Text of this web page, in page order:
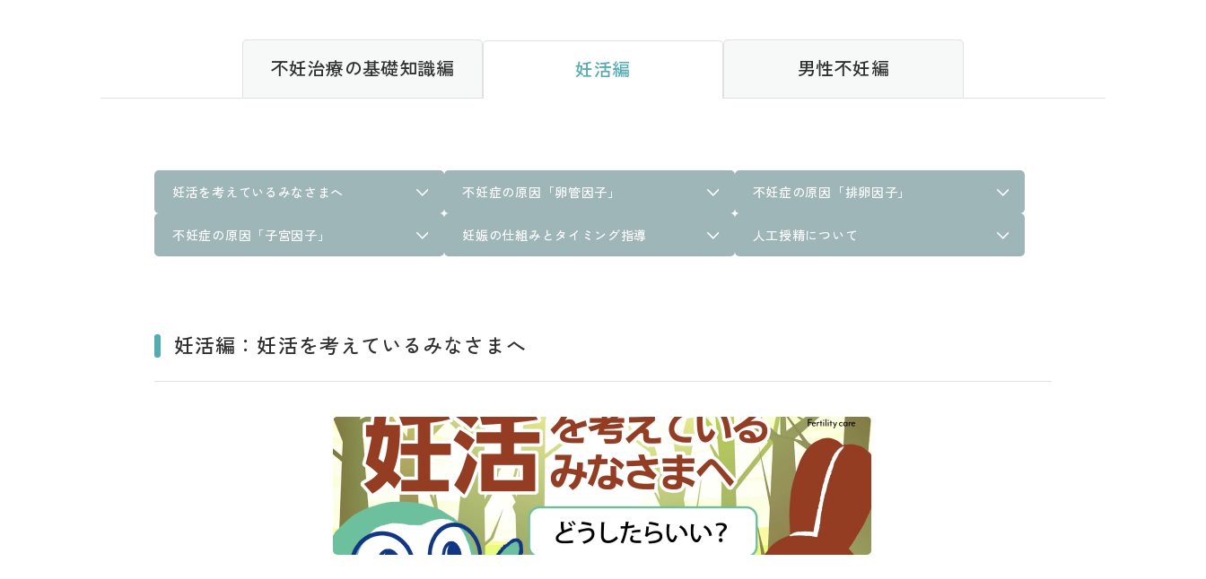
不妊治療の基礎知識編 妊活編 男性不妊編
妊活を考えているみなさまへ 不妊症の原因「卵管因子」 不妊症の原因「排卵因子」
不妊症の原因「子宮因子」 妊娠の仕組みとタイミング指導 人工授精について
妊活編：妊活を考えているみなさまへ